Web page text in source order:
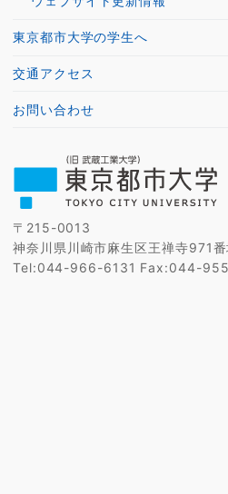
東京都市大学の学生へ
交通アクセス
お問い合わせ
〒215-0013
神奈川県川崎市麻生区王禅寺971番
Tel:044-966-6131 Fax:044-